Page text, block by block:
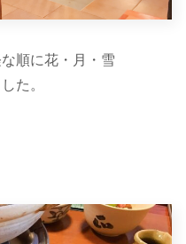
順に花・月・雪
た。